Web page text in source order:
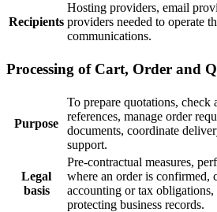
Recipients
Hosting providers, email
providers needed to operate
communications.
Processing of Cart, Order and
Purpose
To prepare quotations,
references, manage order
documents, coordinate
support.
Legal
basis
Pre-contractual measures,
where an order is confirmed,
accounting or tax
protecting business records.